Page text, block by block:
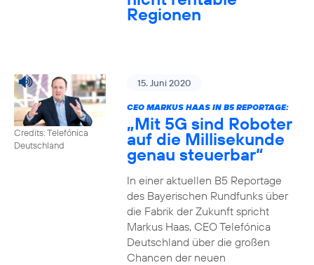
Regionen
Credits: Telefónica
Deutschland
15. Juni 2020
CEO MARKUS HAAS IN B5 REPORTAGE:
„Mit 5G sind Roboter
auf die Millisekunde
genau steuerbar“
In einer aktuellen B5 Reportage
des Bayerischen Rundfunks über
die Fabrik der Zukunft spricht
Markus Haas, CEO Telefónica
Deutschland über die großen
Chancen der neuen